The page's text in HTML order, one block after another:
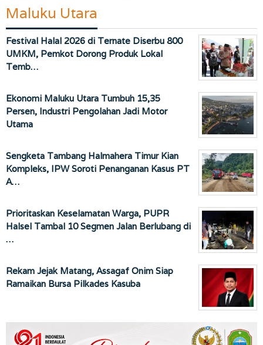
Maluku Utara
Festival Halal 2026 di Ternate Diserbu 800
UMKM, Pemkot Dorong Produk Lokal
Temb…
Ekonomi Maluku Utara Tumbuh 15,35
Persen, Industri Pengolahan Jadi Motor
Utama
Sengketa Tambang Halmahera Timur Kian
Kompleks, IPW Soroti Penanganan Kasus PT
A…
Prioritaskan Keselamatan Warga, PUPR
Halsel Tambal 10 Segmen Jalan Berlubang di
…
Rekam Jejak Matang, Assagaf Onim Siap
Ramaikan Bursa Pilkades Kasuba